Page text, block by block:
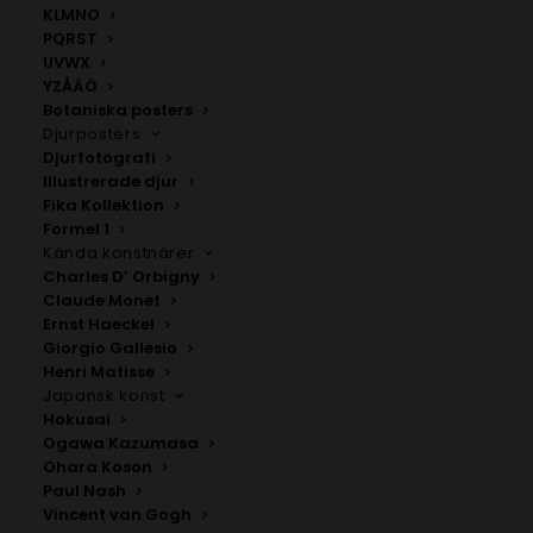
KLMNO
PQRST
UVWX
YZÅÄÖ
Botaniska posters
Djurposters
Djurfotografi
Illustrerade djur
Fika Kollektion
Formel 1
Kända konstnärer
Charles D’ Orbigny
Claude Monet
Ernst Haeckel
Giorgio Gallesio
Henri Matisse
Japansk konst
Hokusai
Ogawa Kazumasa
Ohara Koson
Paul Nash
Vincent van Gogh
Poster med bokstaven C i
LEGO stil
Fr.149.00